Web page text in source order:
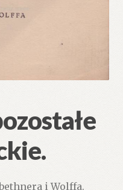
i Wolffa.